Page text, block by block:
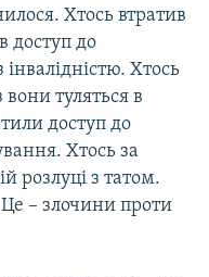
Хтось втратив
доступ до
інвалідністю. Хтось
вони туляться в
доступ до
Хтось за
розлуці з татом.
Це – злочини проти